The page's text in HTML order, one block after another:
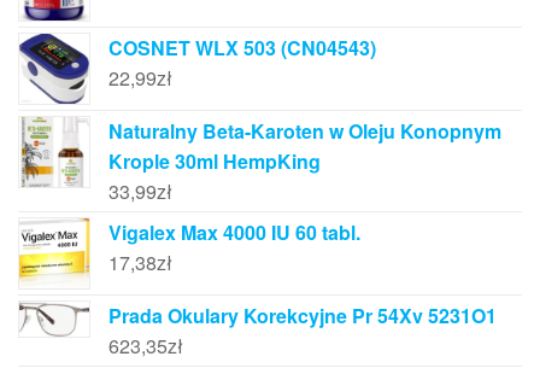
COSNET WLX 503 (CN04543)
22,99zł
Naturalny Beta-Karoten w Oleju Konopnym
Krople 30ml HempKing
33,99zł
Vigalex Max 4000 IU 60 tabl.
17,38zł
Prada Okulary Korekcyjne Pr 54Xv 5231O1
623,35zł